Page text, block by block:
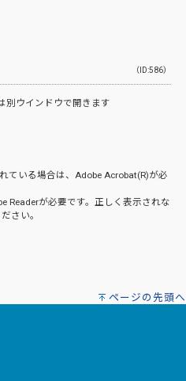
（ID:586）
別ウインドウで開きます
ている場合は、Adobe Acrobat(R)が必
Readerが必要です。正しく表示されな
さい。
ページの先頭へ